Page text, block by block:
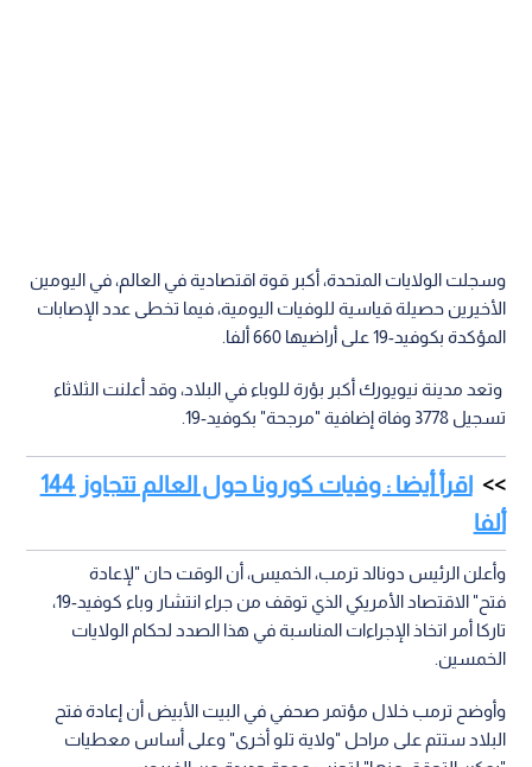
وسجلت الولايات المتحدة، أكبر قوة اقتصادية في العالم، في اليومين
الأخيرين حصيلة قياسية للوفيات اليومية، فيما تخطى عدد الإصابات
المؤكدة بكوفيد-19 على أراضيها 660 ألفا.
وتعد مدينة نيويورك أكبر بؤرة للوباء في البلاد، وقد أعلنت الثلاثاء
تسجيل 3778 وفاة إضافية "مرجحة" بكوفيد-19.
اقرأ أيضا : وفيات كورونا حول العالم تتجاوز 144
ألفا
وأعلن الرئيس دونالد ترمب، الخميس، أن الوقت حان "لإعادة
فتح" الاقتصاد الأمريكي الذي توقف من جراء انتشار وباء كوفيد-19،
تاركا أمر اتخاذ الإجراءات المناسبة في هذا الصدد لحكام الولايات
الخمسين.
وأوضح ترمب خلال مؤتمر صحفي في البيت الأبيض أن إعادة فتح
البلاد ستتم على مراحل "ولاية تلو أخرى" وعلى أساس معطيات